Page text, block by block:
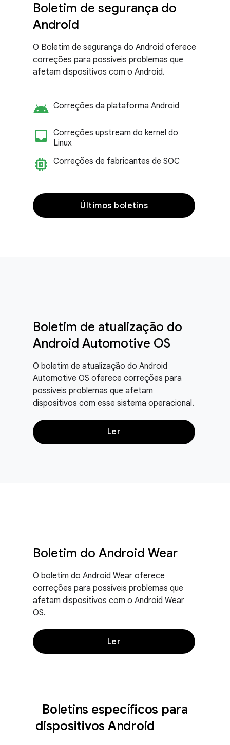
Boletim de segurança do
Android
O Boletim de segurança do Android oferece
correções para possíveis problemas que
afetam dispositivos com o Android.
android Correções da plataforma Android
inbox_customize
Correções upstream do kernel do
Linux
memory Correções de fabricantes de SOC
Últimos boletins
Boletim de atualização do
Android Automotive OS
O boletim de atualização do Android
Automotive OS oferece correções para
possíveis problemas que afetam
dispositivos com esse sistema operacional.
Ler
Boletim do Android Wear
O boletim do Android Wear oferece
correções para possíveis problemas que
afetam dispositivos com o Android Wear
OS.
Ler
Boletins específicos para
dispositivos Android